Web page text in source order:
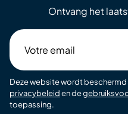
Ontvang het
email
Deze website wordt beschermd
privacybeleiden de
toepassing.